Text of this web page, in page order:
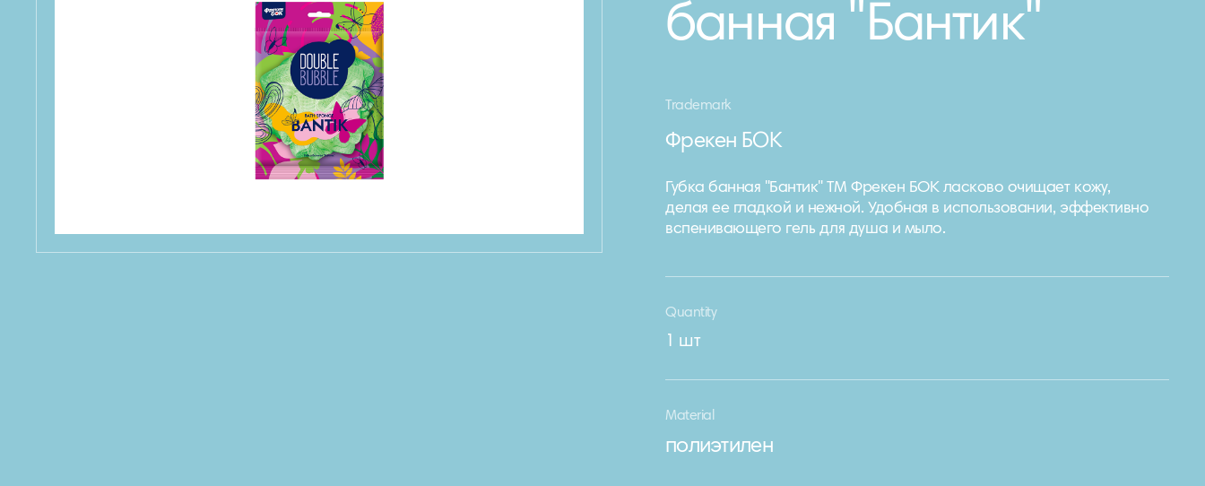
банная "Бантик"
Trademark
Фрекен БОК
Губка банная "Бантик" ТМ Фрекен БОК ласково очищает кожу,
делая ее гладкой и нежной. Удобная в использовании, эффективно
вспенивающего гель для душа и мыло.
Quantity
1 шт
Material
полиэтилен